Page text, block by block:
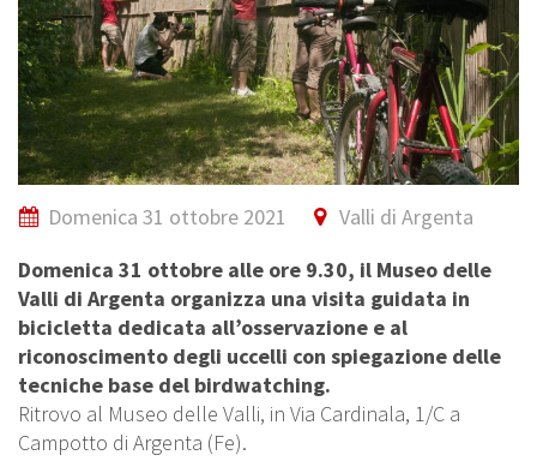
Domenica 31 ottobre 2021
Valli di Argenta
Domenica 31 ottobre alle ore 9.30, il Museo delle
Valli di Argenta organizza una visita guidata in
bicicletta dedicata all’osservazione e al
riconoscimento degli uccelli con spiegazione delle
tecniche base del birdwatching.
Ritrovo al Museo delle Valli, in Via Cardinala, 1/C a
Campotto di Argenta (Fe).